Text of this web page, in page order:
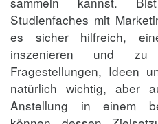
Studienfaches mit
es sicher hilfreich,
inszenieren und zu
Fragestellungen, Ideen
natürlich wichtig, aber
Anstellung in einem